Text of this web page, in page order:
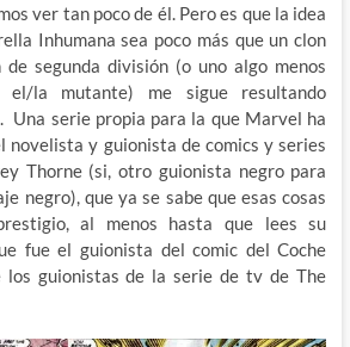
ver tan poco de él. Pero es que la idea
Inhumana sea poco más que un clon
de segunda división (o uno algo menos
el/la mutante) me sigue resultando
Una serie propia para la que Marvel ha
novelista y guionista de comics y series
Thorne (si, otro guionista negro para
negro), que ya se sabe que esas cosas
al menos hasta que lees su
fue el guionista del comic del Coche
los guionistas de la serie de tv de The